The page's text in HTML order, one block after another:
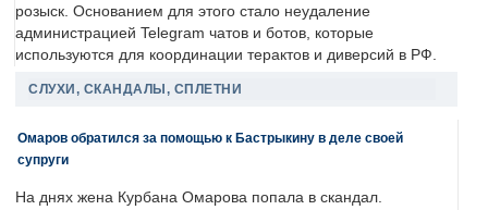
розыск. Основанием для этого стало неудаление
администрацией Telegram чатов и ботов, которые
используются для координации терактов и диверсий в РФ.
СЛУХИ, СКАНДАЛЫ, СПЛЕТНИ
Омаров обратился за помощью к Бастрыкину в деле своей
супруги
На днях жена Курбана Омарова попала в скандал.